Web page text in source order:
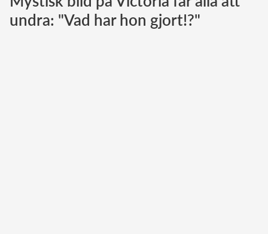
Norska kungahuset
undra: "Vad har hon gjort!?"